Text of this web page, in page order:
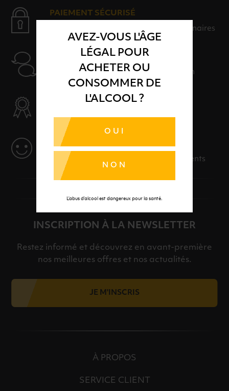
AVEZ-VOUS L'ÂGE
LÉGAL POUR
ACHETER OU
CONSOMMER DE
L'ALCOOL ?
OUI
NON
L’abus d’alcool est dangereux pour la santé.
PAIEMENT SÉCURISÉ
Payer en toute sérénité avec nos partenaires
Nos conseillers sont à votre disposition
SÉLECTION & QUALITÉ
Des produits sélectionnés avec soins
SERVICE
Des solutions adaptées à vos événements
INSCRIPTION À LA NEWSLETTER
Restez informé et découvrez en avant-première
nos meilleures offres et nos actualités.
JE M'INSCRIS
À PROPOS
SERVICE CLIENT